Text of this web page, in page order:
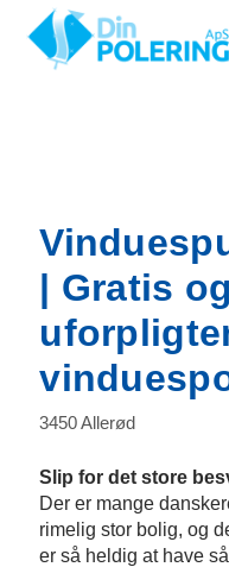
indholdet
| Gratis og
3450 Allerød
Slip for det store
Der er mange
rimelig stor bolig, og
er så heldig at have